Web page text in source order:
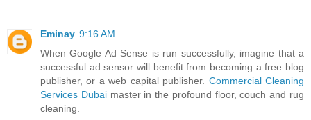
Eminay 9:16 AM
When Google Ad Sense is run successfully, imagine that a
successful ad sensor will benefit from becoming a free blog
publisher, or a web capital publisher. Commercial Cleaning
Services Dubaimaster in the profound floor, couch and rug
cleaning.